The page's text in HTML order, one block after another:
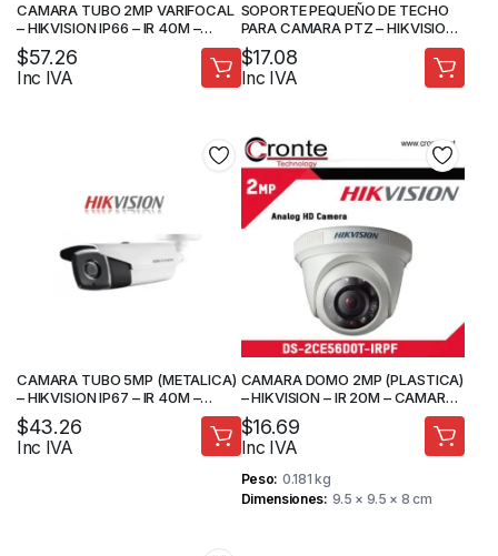
CAMARA TUBO 2MP VARIFOCAL
– HIKVISION IP66 – IR 40M –
CAMARA DE SEGURIDAD
$57.26
Inc IVA
SOPORTE PEQUEÑO DE TECHO
PARA CAMARA PTZ – HIKVISION
– DS-1663ZJ
$17.08
Inc IVA
CAMARA TUBO 5MP (METALICA)
– HIKVISION IP67 – IR 40M –
CAMARA DE SEGURIDAD
$43.26
Inc IVA
CAMARA DOMO 2MP (PLASTICA)
– HIKVISION – IR 20M – CAMARA
DE SEGURIDAD
$16.69
Inc IVA
Peso 0.181 kg
Dimensiones 9.5 × 9.5 × 8 cm